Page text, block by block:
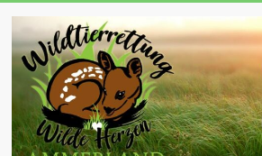
Inhalt
springen